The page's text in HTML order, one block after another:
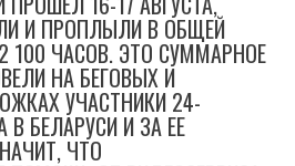
И ПРОПЛЫЛИ В ОБЩЕЙ
100 ЧАСОВ. ЭТО СУММАРНОЕ
НА БЕГОВЫХ И
УЧАСТНИКИ 24-
БЕЛАРУСИ И ЗА ЕЕ
ЧТО